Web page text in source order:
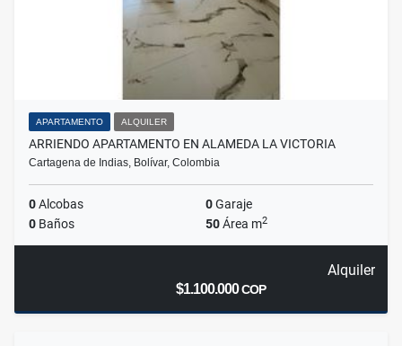
APARTAMENTO ALQUILER
ARRIENDO APARTAMENTO EN ALAMEDA LA VICTORIA
Cartagena de Indias, Bolívar, Colombia
0Alcobas 0Garaje
0 Baños 50Área m2
Alquiler
$1.100.000COP